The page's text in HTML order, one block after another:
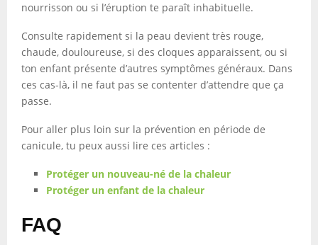
nourrisson ou si l’éruption te paraît inhabituelle.
Consulte rapidement si la peau devient très rouge,
chaude, douloureuse, si des cloques apparaissent, ou si
ton enfant présente d’autres symptômes généraux. Dans
ces cas-là, il ne faut pas se contenter d’attendre que ça
passe.
Pour aller plus loin sur la prévention en période de
canicule, tu peux aussi lire ces articles :
Protéger un nouveau-né de la chaleur
Protéger un enfant de la chaleur
FAQ